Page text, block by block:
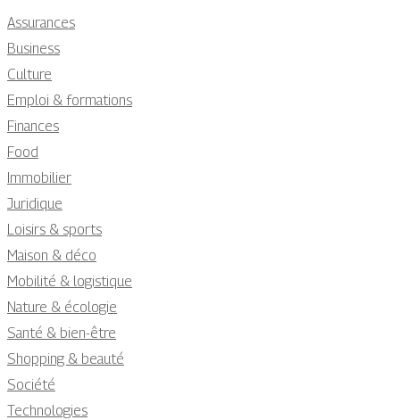
Assurances
Business
Culture
Emploi & formations
Finances
Food
Immobilier
Juridique
Loisirs & sports
Maison & déco
Mobilité & logistique
Nature & écologie
Santé & bien-être
Shopping & beauté
Société
Technologies